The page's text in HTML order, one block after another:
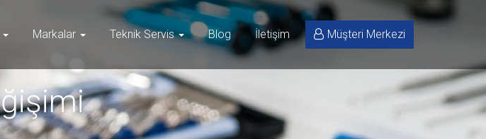
Markalar Teknik Servis Blog İletişim Müşteri Merkezi